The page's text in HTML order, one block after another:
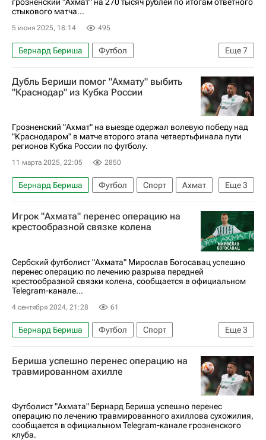
стыкового матча...
5 июня 2025, 18:14 495
Еще7
Бернард Бериша
Футбол
Артур Григорьянц
Российский футбольный союз (РФС)
Ахмат
РПЛ 2026-2027 (Чемпионат России по футболу)
Спорт
Дубль Бериши помог "Ахмату" выбить
"Краснодар" из Кубка России
Грозненский "Ахмат" на выезде одержал волевую победу над
"Краснодаром" в матче второго этапа четвертьфинала пути
регионов Кубка России по футболу.
11 марта 2025, 22:05 2850
Еще3
Бернард Бериша Футбол Спорт
Ахмат
Краснодар
Кубок России по футболу
Джон Кордоба
Игрок "Ахмата" перенес операцию на
крестообразной связке колена
Сербский футболист "Ахмата" Мирослав Богосавац успешно
перенес операцию по лечению разрыва передней
крестообразной связки колена, сообщается в официальном
Telegram-канале...
4 сентября 2024, 21:28 61
Еще3
Бернард Бериша Футбол
Спорт
Мирослав Богосавац
Ахмат Химки
Бериша успешно перенес операцию на
травмированном ахилле
Футболист "Ахмата" Бернард Бериша успешно перенес
операцию по лечению травмированного ахиллова сухожилия,
сообщается в официальном Telegram-канале грозненского
клуба.